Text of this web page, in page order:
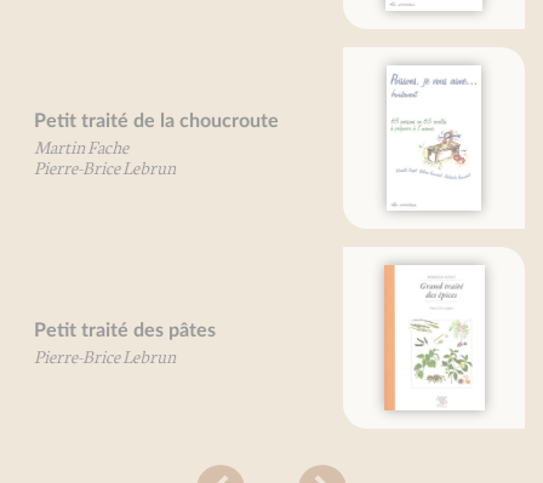
Poissons, je vous aime...
Grand Traité des épices